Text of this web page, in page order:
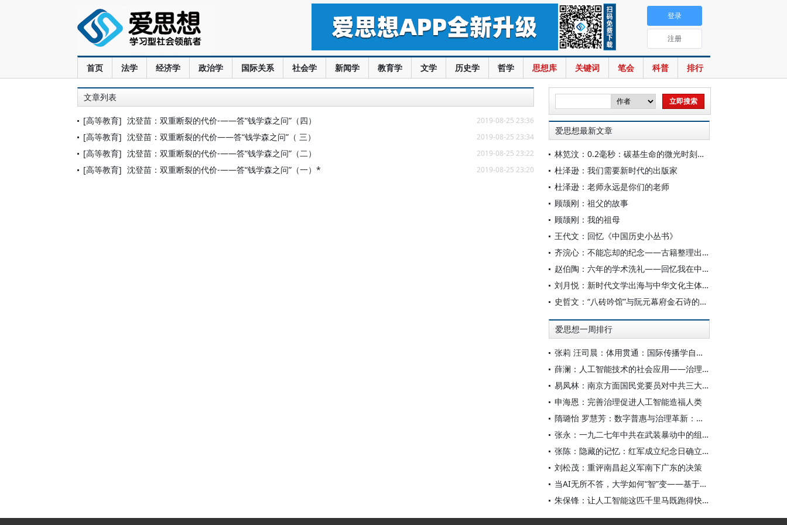
首页 法学 经济学 政治学 国际关系 社会学 新闻学 教育学 文学 历史学 哲学 思想库 关键词 笔会 科普 排行
登录
注册
文章列表
[高等教育] 沈登苗：双重断裂的代价-——答“钱学森之问”（四） 2019-08-25 23:36
[高等教育] 沈登苗：双重断裂的代价——答“钱学森之问”（ 三） 2019-08-25 23:34
[高等教育] 沈登苗：双重断裂的代价-——答“钱学森之问”（二） 2019-08-25 23:22
[高等教育] 沈登苗：双重断裂的代价-——答“钱学森之问”（一）* 2019-08-25 23:20
爱思想最新文章
林笕汶：0.2毫秒：碳基生命的微光时刻——读邵春堡《未来人类：科技拓展无限可能》
杜泽逊：我们需要新时代的出版家
杜泽逊：老师永远是你们的老师
顾颉刚：祖父的故事
顾颉刚：我的祖母
王代文：回忆《中国历史小丛书》
齐浣心：不能忘却的纪念——古籍整理出版规划小组成立六十载记
赵伯陶：六年的学术洗礼——回忆我在中华书局的日子
刘月悦：新时代文学出海与中华文化主体性建构
史哲文：“八砖吟馆”与阮元幕府金石诗的学人品格、诗学祈向
爱思想一周排行
张莉 汪司晨：体用贯通：国际传播学自主知识体系的建构逻辑与学科交叉进路
薛澜：人工智能技术的社会应用——治理挑战
易凤林：南京方面国民党要员对中共三大起义的反应
申海恩：完善治理促进人工智能造福人类
隋璐怡 罗慧芳：数字普惠与治理革新：中国人工智能赋能全球南方发展
张永：一九二七年中共在武装暴动中的组织转型
张陈：隐藏的记忆：红军成立纪念日确立前中共对南昌起义的纪念
刘松茂：重评南昌起义军南下广东的决策
当AI无所不答，大学如何“智”变——基于全国400余所高校本科生AI使用情况的调查与思考
朱保锋：让人工智能这匹千里马既跑得快又跑得稳